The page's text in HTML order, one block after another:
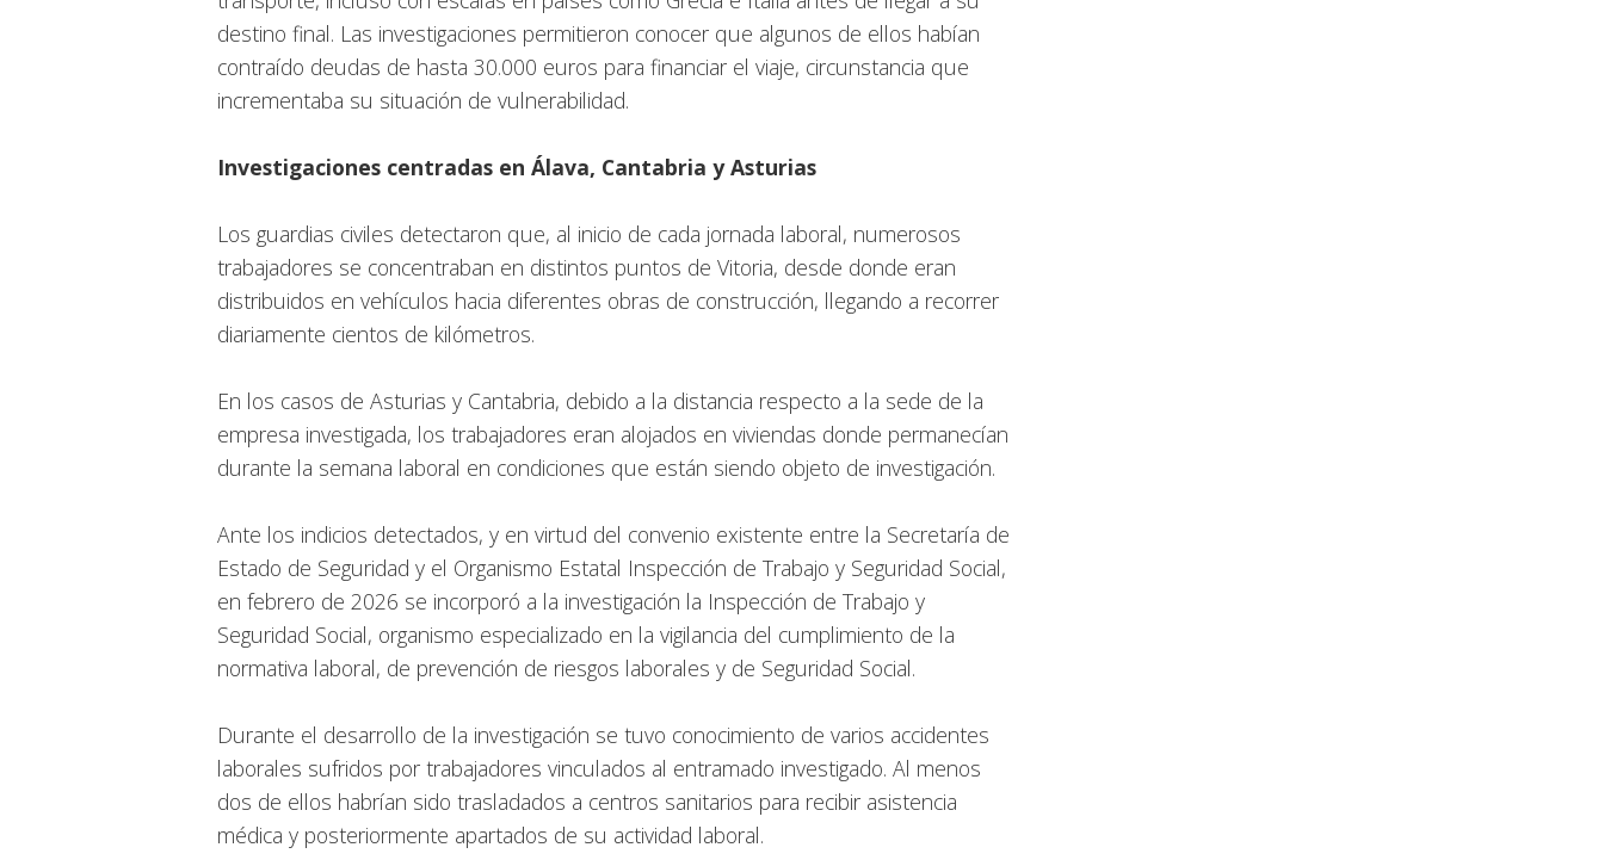
destino final. Las investigaciones permitieron conocer que algunos de ellos habían
contraído deudas de hasta 30.000 euros para financiar el viaje, circunstancia que
incrementaba su situación de vulnerabilidad.
Investigaciones centradas en Álava, Cantabria y Asturias
Los guardias civiles detectaron que, al inicio de cada jornada laboral, numerosos
trabajadores se concentraban en distintos puntos de Vitoria, desde donde eran
distribuidos en vehículos hacia diferentes obras de construcción, llegando a recorrer
diariamente cientos de kilómetros.
En los casos de Asturias y Cantabria, debido a la distancia respecto a la sede de la
empresa investigada, los trabajadores eran alojados en viviendas donde permanecían
durante la semana laboral en condiciones que están siendo objeto de investigación.
Ante los indicios detectados, y en virtud del convenio existente entre la Secretaría de
Estado de Seguridad y el Organismo Estatal Inspección de Trabajo y Seguridad Social,
en febrero de 2026 se incorporó a la investigación la Inspección de Trabajo y
Seguridad Social, organismo especializado en la vigilancia del cumplimiento de la
normativa laboral, de prevención de riesgos laborales y de Seguridad Social.
Durante el desarrollo de la investigación se tuvo conocimiento de varios accidentes
laborales sufridos por trabajadores vinculados al entramado investigado. Al menos
dos de ellos habrían sido trasladados a centros sanitarios para recibir asistencia
médica y posteriormente apartados de su actividad laboral.